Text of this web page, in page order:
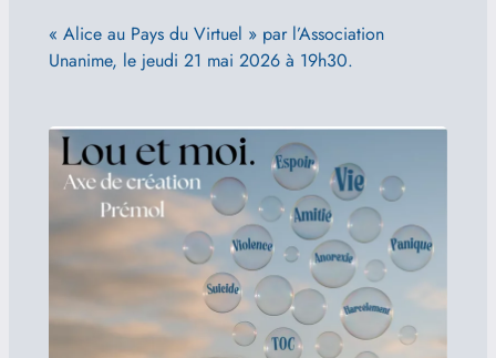
« Alice au Pays du Virtuel » par l’Association
Unanime, le jeudi 21 mai 2026 à 19h30.